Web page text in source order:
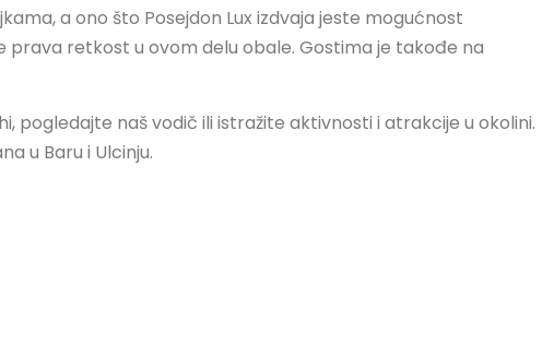
a ono što Posejdon Lux izdvaja jeste mogućnost
prava retkost u ovom delu obale. Gostima je takođe na
pogledajte naš vodič ili istražite aktivnosti i atrakcije u okolini.
u Baru i Ulcinju.